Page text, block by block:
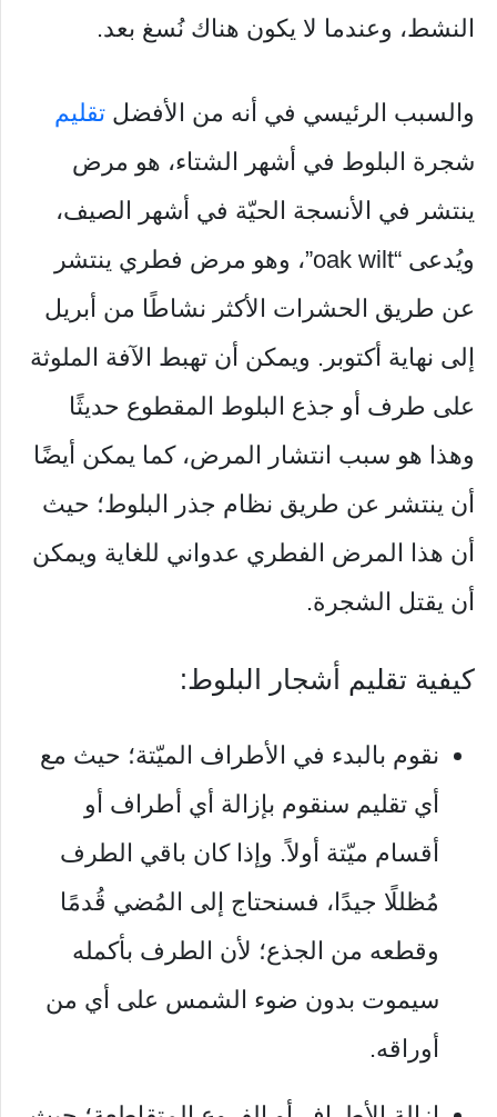
النشط، وعندما لا يكون هناك نُسغ بعد.
والسبب الرئيسي في أنه من الأفضل تقليم
شجرة البلوط في أشهر الشتاء، هو مرض
ينتشر في الأنسجة الحيّة في أشهر الصيف،
ويُدعى “oak wilt”، وهو مرض فطري ينتشر
عن طريق الحشرات الأكثر نشاطًا من أبريل
إلى نهاية أكتوبر. ويمكن أن تهبط الآفة الملوثة
على طرف أو جذع البلوط المقطوع حديثًا
وهذا هو سبب انتشار المرض، كما يمكن أيضًا
أن ينتشر عن طريق نظام جذر البلوط؛ حيث
أن هذا المرض الفطري عدواني للغاية ويمكن
أن يقتل الشجرة.
كيفية تقليم أشجار البلوط:
نقوم بالبدء في الأطراف الميّتة؛ حيث مع
أي تقليم سنقوم بإزالة أي أطراف أو
أقسام ميّتة أولاً. وإذا كان باقي الطرف
مُظللًا جيدًا، فسنحتاج إلى المُضي قُدمًا
وقطعه من الجذع؛ لأن الطرف بأكمله
سيموت بدون ضوء الشمس على أي من
أوراقه.